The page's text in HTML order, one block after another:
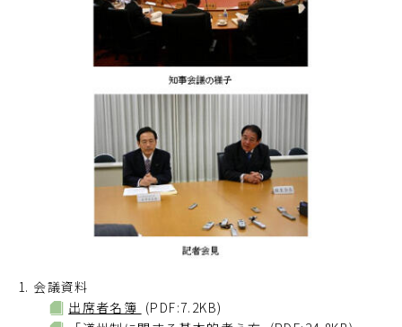
1. 会議資料
出席者名簿 (PDF:7.2KB)